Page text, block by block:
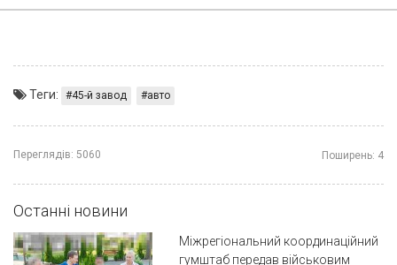
Теги: 45-й завод авто
Переглядів: 5060 Поширень: 4
Останні новини
Міжрегіональний координаційний
гумштаб передав військовим